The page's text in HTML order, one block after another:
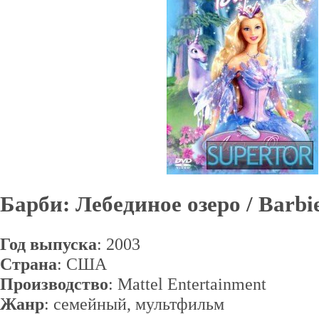
Барби: Лебединое озеро /
Год выпуска: 2003
Страна: США
Производство: Mattel Entertainment
Жанр: семейный, мультфильм